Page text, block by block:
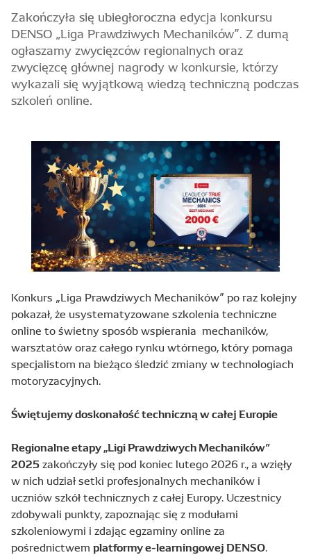
Zakończyła się ubiegłoroczna edycja konkursu
DENSO „Liga Prawdziwych Mechaników”. Z dumą
ogłaszamy zwycięzców regionalnych oraz
zwycięzcę głównej nagrody w konkursie, którzy
wykazali się wyjątkową wiedzą techniczną podczas
szkoleń online.
Konkurs „Liga Prawdziwych Mechaników” po raz kolejny
pokazał, że usystematyzowane szkolenia techniczne
online to świetny sposób wspierania mechaników,
warsztatów oraz całego rynku wtórnego, który pomaga
specjalistom na bieżąco śledzić zmiany w technologiach
motoryzacyjnych.
Świętujemy doskonałość techniczną w całej Europie
Regionalne etapy „Ligi Prawdziwych Mechaników”
2025zakończyły się pod koniec lutego 2026 r., a wzięły
w nich udział setki profesjonalnych mechaników i
uczniów szkół technicznych z całej Europy. Uczestnicy
zdobywali punkty, zapoznając się z modułami
szkoleniowymi i zdając egzaminy online za
pośrednictwem platformy e-learningowej DENSO.